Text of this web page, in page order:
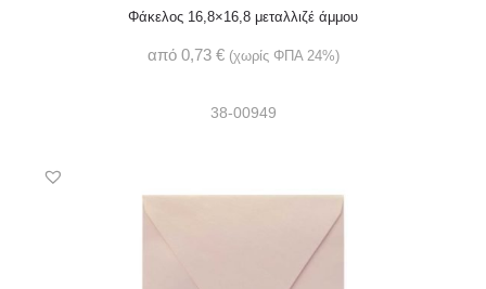
Φάκελος 16,8×16,8 μεταλλιζέ άμμου
από 0,73 € (χωρίς ΦΠΑ 24%)
38-00949